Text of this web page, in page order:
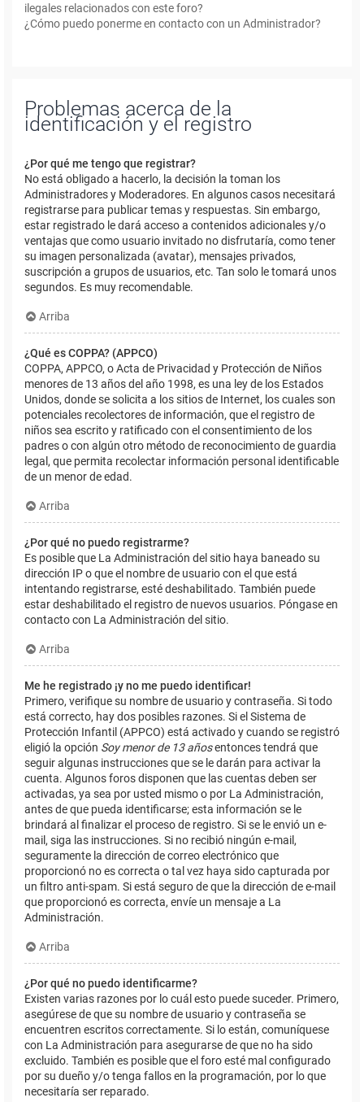
ilegales relacionados con este foro?
¿Cómo puedo ponerme en contacto con un Administrador?
Problemas acerca de la
identificación y el registro
¿Por qué me tengo que registrar?
No está obligado a hacerlo, la decisión la toman los
Administradores y Moderadores. En algunos casos necesitará
registrarse para publicar temas y respuestas. Sin embargo,
estar registrado le dará acceso a contenidos adicionales y/o
ventajas que como usuario invitado no disfrutaría, como tener
su imagen personalizada (avatar), mensajes privados,
suscripción a grupos de usuarios, etc. Tan solo le tomará unos
segundos. Es muy recomendable.
Arriba
¿Qué es COPPA? (APPCO)
COPPA, APPCO, o Acta de Privacidad y Protección de Niños
menores de 13 años del año 1998, es una ley de los Estados
Unidos, donde se solicita a los sitios de Internet, los cuales son
potenciales recolectores de información, que el registro de
niños sea escrito y ratificado con el consentimiento de los
padres o con algún otro método de reconocimiento de guardia
legal, que permita recolectar información personal identificable
de un menor de edad.
Arriba
¿Por qué no puedo registrarme?
Es posible que La Administración del sitio haya baneado su
dirección IP o que el nombre de usuario con el que está
intentando registrarse, esté deshabilitado. También puede
estar deshabilitado el registro de nuevos usuarios. Póngase en
contacto con La Administración del sitio.
Arriba
Me he registrado ¡y no me puedo identificar!
Primero, verifique su nombre de usuario y contraseña. Si todo
está correcto, hay dos posibles razones. Si el Sistema de
Protección Infantil (APPCO) está activado y cuando se registró
eligió la opción Soy menor de 13 añosentonces tendrá que
seguir algunas instrucciones que se le darán para activar la
cuenta. Algunos foros disponen que las cuentas deben ser
activadas, ya sea por usted mismo o por La Administración,
antes de que pueda identificarse; esta información se le
brindará al finalizar el proceso de registro. Si se le envió un e-
mail, siga las instrucciones. Si no recibió ningún e-mail,
seguramente la dirección de correo electrónico que
proporcionó no es correcta o tal vez haya sido capturada por
un filtro anti-spam. Si está seguro de que la dirección de e-mail
que proporcionó es correcta, envíe un mensaje a La
Administración.
Arriba
¿Por qué no puedo identificarme?
Existen varias razones por lo cuál esto puede suceder. Primero,
asegúrese de que su nombre de usuario y contraseña se
encuentren escritos correctamente. Si lo están, comuníquese
con La Administración para asegurarse de que no ha sido
excluido. También es posible que el foro esté mal configurado
por su dueño y/o tenga fallos en la programación, por lo que
necesitaría ser reparado.